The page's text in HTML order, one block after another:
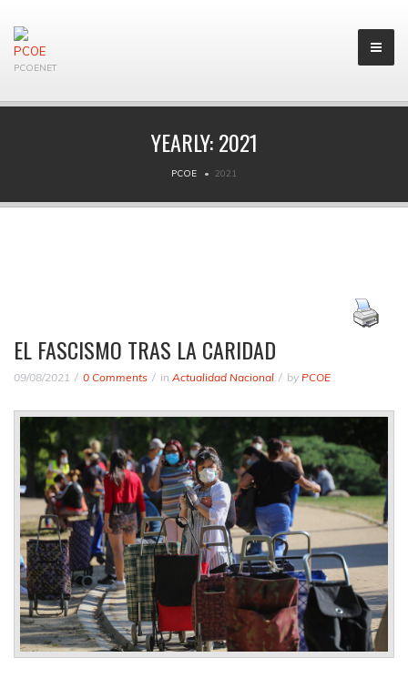
PCOENET
YEARLY:2021
PCOE 2021
EL FASCISMO TRAS LA CARIDAD
09/08/2021 0 Comments in Actualidad Nacional by PCOE